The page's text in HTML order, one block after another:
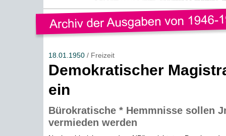
18.01.1950/ Freizeit
Demokratischer
ein
Bürokratische * Hemmnisse sollen
vermieden werden